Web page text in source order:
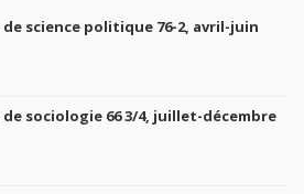
de science politique 76-2, avril-juin
de sociologie 66 3/4, juillet-décembre